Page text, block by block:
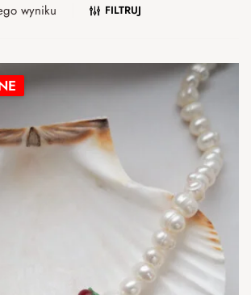
wyniku FILTRUJ